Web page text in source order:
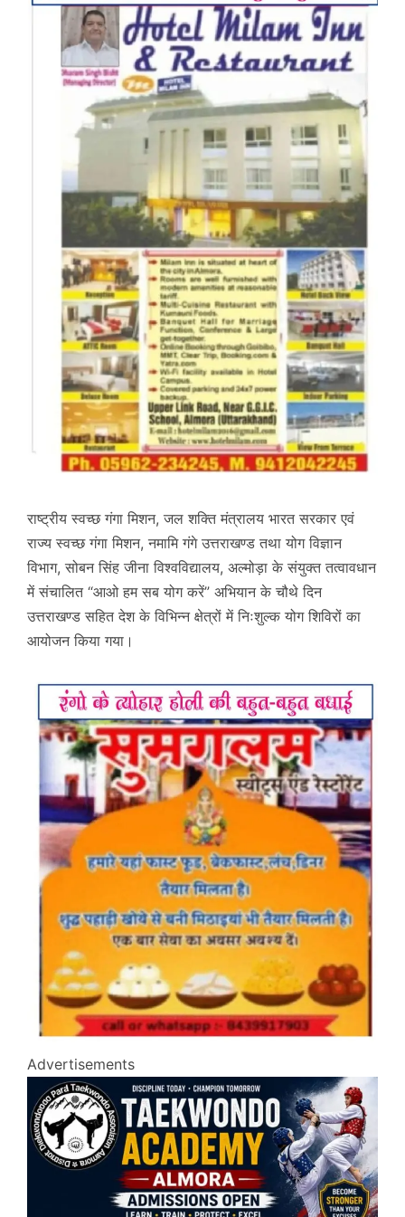
राष्ट्रीय स्वच्छ गंगा मिशन, जल शक्ति मंत्रालय भारत सरकार एवं
राज्य स्वच्छ गंगा मिशन, नमामि गंगे उत्तराखण्ड तथा योग विज्ञान
विभाग, सोबन सिंह जीना विश्वविद्यालय, अल्मोड़ा के संयुक्त तत्वावधान
में संचालित “आओ हम सब योग करें” अभियान के चौथे दिन
उत्तराखण्ड सहित देश के विभिन्न क्षेत्रों में निःशुल्क योग शिविरों का
आयोजन किया गया।
Advertisements